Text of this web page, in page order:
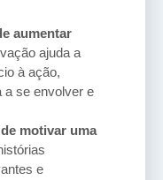
aumentar
ajuda a
à ação,
a se envolver e
motivar uma
e